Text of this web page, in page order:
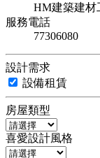
HM建築建材
服務電話
77306080
設計需求
設備租賃
房屋類型
喜愛設計風格